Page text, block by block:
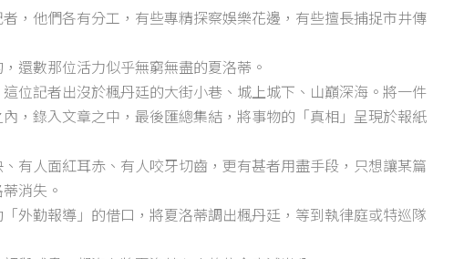
，他們各有分工，有些專精探察娛樂花邊，有些擅長捕捉市井傳
還數那位活力似乎無窮無盡的夏洛蒂。
位記者出沒於楓丹廷的大街小巷、城上城下、山巔深海。將一件
，錄入文章之中，最後匯總集結，將事物的「真相」呈現於報紙
有人面紅耳赤、有人咬牙切齒，更有甚者用盡手段，只想讓某篇
消失。
外勤報導」的借口，將夏洛蒂調出楓丹廷，等到執律庭或特巡隊